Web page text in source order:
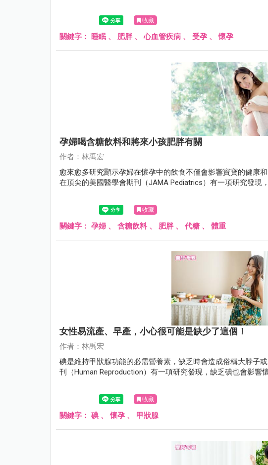
收藏
關鍵字： 睡眠、 肥胖、心血管疾病 、 受孕 、懷孕
孕婦喝含糖飲料和將來小孩肥胖有關
作者：林禹宏
愈來愈多研究顯示孕婦在懷孕中的飲食不僅會影響寶寶的健康
在頂尖的美國醫學會期刊（JAMA Pediatrics）有一項研究發現
收藏
關鍵字： 孕婦 、 含糖飲料 、 肥胖、 代糖 、 體重
女性易流產、早產，小心很可能是缺少了這個！
作者：林禹宏
碘是維持甲狀腺功能的必需營養素，缺乏時會造成俗稱大脖子
刊（Human Reproduction）有一項研究發現，缺乏碘也會影響懷
收藏
關鍵字： 碘 、懷孕 、 甲狀腺